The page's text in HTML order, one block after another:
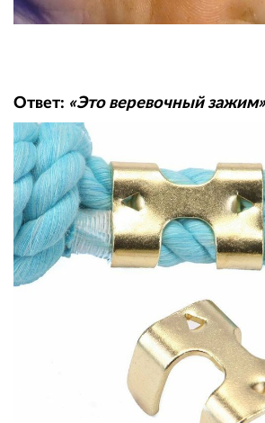
Ответ: «Это веревочный зажим»